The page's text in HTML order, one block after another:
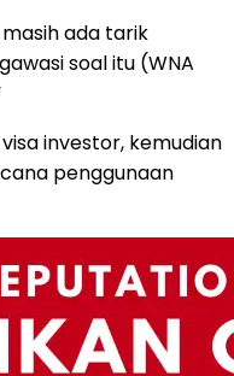
ada tarik
soal itu (WNA
investor, kemudian
penggunaan